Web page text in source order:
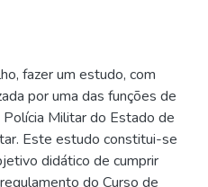
fazer um estudo, com
por uma das funções de
Militar do Estado de
Este estudo constitui-se
didático de cumprir
do Curso de